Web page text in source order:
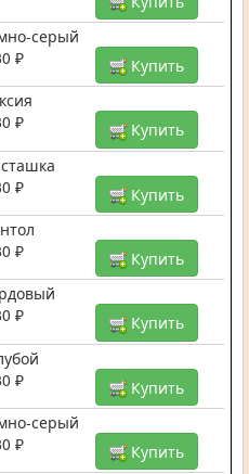
серый
₽
Купить
₽
Купить
₽
Купить
₽
Купить
₽
Купить
₽
Купить
серый
₽
Купить